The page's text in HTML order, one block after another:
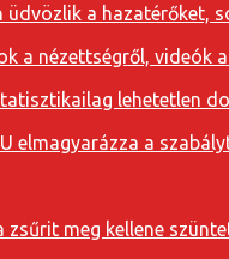
üdvözlik a hazatérőket,
a nézettségről, videók
lehetetlen
elmagyarázza a
zsűrit meg kellene